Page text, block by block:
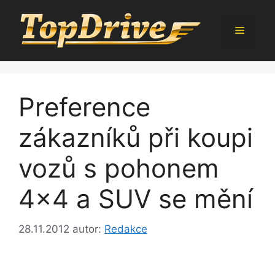
obsah
Menu
Preference
zákazníků při koupi
vozů s pohonem
4×4 a SUV se mění
28.11.2012 autor: Redakce